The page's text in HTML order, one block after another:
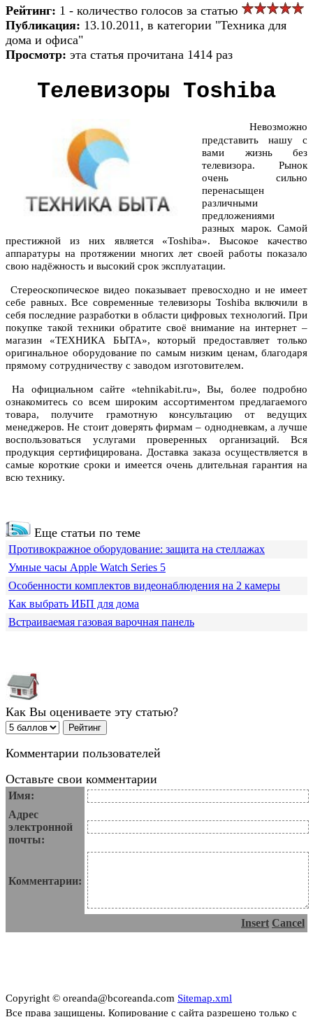
Рейтинг: 1 - количество голосов за статью
Публикация: 13.10.2011, в категории "Техника для
дома и офиса"
Просмотр: эта статья прочитана 1414 раз
Телевизоры Toshiba
Невозможно
представить нашу с
вами жизнь без
телевизора. Рынок
очень сильно
перенасыщен
различными
предложениями
разных марок. Самой
престижной из них является «Toshiba». Высокое качество
аппаратуры на протяжении многих лет своей работы показало
свою надёжность и высокий срок эксплуатации.
Стереоскопическое видео показывает превосходно и не имеет
себе равных. Все современные телевизоры Toshibaвключили в
себя последние разработки в области цифровых технологий. При
покупке такой техники обратите своё внимание на интернет –
магазин «ТЕХНИКА БЫТА», который предоставляет только
оригинальное оборудование по самым низким ценам, благодаря
прямому сотрудничеству с заводом изготовителем.
На официальном сайте «tehnikabit.ru», Вы, более подробно
ознакомитесь со всем широким ассортиментом предлагаемого
товара, получите грамотную консультацию от ведущих
менеджеров. Не стоит доверять фирмам – однодневкам, а лучше
воспользоваться услугами проверенных организаций. Вся
продукция сертифицирована. Доставка заказа осуществляется в
самые короткие сроки и имеется очень длительная гарантия на
всю технику.
Еще статьи по теме
Противокражное оборудование: защита на стеллажах
Умные часы Apple Watch Series 5
Особенности комплектов видеонаблюдения на 2 камеры
Как выбрать ИБП для дома
Встраиваемая газовая варочная панель
Как Вы оцениваете эту статью?
Комментарии пользователей
Оставьте свои комментарии
Имя:
Адрес
электронной
почты:
Комментарии:
Insert Cancel
Copyright © oreanda@bcoreanda.com Sitemap.xml
Все права защищены. Копирование с сайта разрешено только с